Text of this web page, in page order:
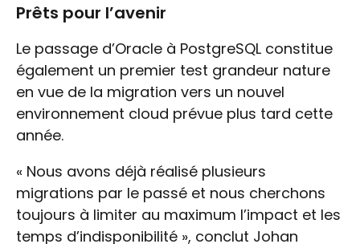
Prêts pour l’avenir
Le passage d’Oracle à PostgreSQL constitue
également un premier test grandeur nature
en vue de la migration vers un nouvel
environnement cloud prévue plus tard cette
année.
« Nous avons déjà réalisé plusieurs
migrations par le passé et nous cherchons
toujours à limiter au maximum l’impact et les
temps d’indisponibilité », conclut Johan